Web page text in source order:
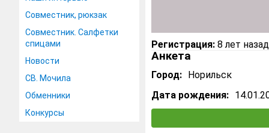
Совместник, рюкзак
Совместник. Салфетки
спицами
Новости
СВ. Мочила
Обменники
Конкурсы
Регистрация: 8 лет назад
Анкета
Город: Норильск
Дата рождения: